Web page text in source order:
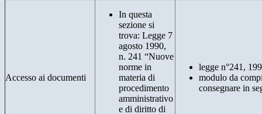
Accesso ai documenti
In questa
sezione si
trova: Legge 7
agosto 1990,
n. 241 “Nuove
norme in
materia di
procedimento
amministrativo
e di diritto di
legge n°241,
modulo da
consegnare in